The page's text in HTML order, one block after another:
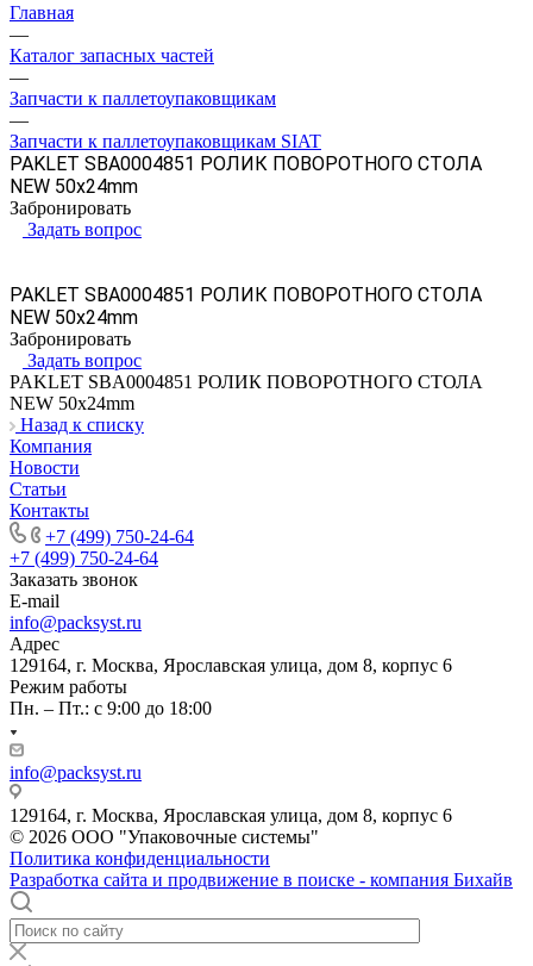
Главная
—
Каталог запасных частей
—
Запчасти к паллетоупаковщикам
—
Запчасти к паллетоупаковщикам SIAT
PAKLET SBA0004851 РОЛИК ПОВОРОТНОГО СТОЛА
NEW 50х24mm
Забронировать
Задать вопрос
PAKLET SBA0004851 РОЛИК ПОВОРОТНОГО СТОЛА
NEW 50х24mm
Забронировать
Задать вопрос
PAKLET SBA0004851 РОЛИК ПОВОРОТНОГО СТОЛА
NEW 50х24mm
Назад к списку
Компания
Новости
Статьи
Контакты
+7 (499) 750-24-64
+7 (499) 750-24-64
Заказать звонок
E-mail
info@packsyst.ru
Адрес
129164, г. Москва, Ярославская улица, дом 8, корпус 6
Режим работы
Пн. – Пт.: с 9:00 до 18:00
info@packsyst.ru
129164, г. Москва, Ярославская улица, дом 8, корпус 6
© 2026 ООО "Упаковочные системы"
Политика конфиденциальности
Разработка сайта и продвижение в поиске - компания Бихайв